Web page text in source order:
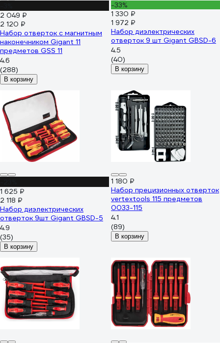
2 049 ₽
2 120 ₽
Набор отверток с магнитным
наконечником Gigant 11
предметов GSS 11
4.6
(288)
В корзину
-33%
1 330 ₽
1 972 ₽
Набор диэлектрических
отверток 9 шт Gigant GBSD-6
4.5
(40)
В корзину
1 625 ₽
2 118 ₽
Набор диэлектрических
отверток 9шт Gigant GBSD-5
4.9
(35)
В корзину
1 180 ₽
Набор прецизионных отверток
vertextools 115 предметов
0033-115
4.1
(89)
В корзину